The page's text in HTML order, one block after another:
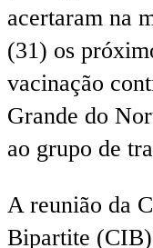
acertaram na
(31) os
vacinação
Grande do
ao grupo de
A reunião da
Bipartite